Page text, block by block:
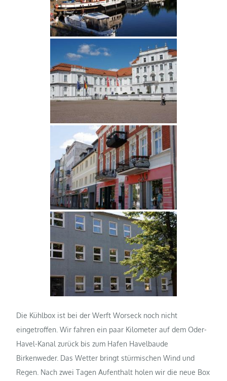
Die Kühlbox ist bei der Werft Worseck noch nicht
eingetroffen. Wir fahren ein paar Kilometer auf dem Oder-
Havel-Kanal zurück bis zum Hafen Havelbaude
Birkenweder. Das Wetter bringt stürmischen Wind und
Regen. Nach zwei Tagen Aufenthalt holen wir die neue Box